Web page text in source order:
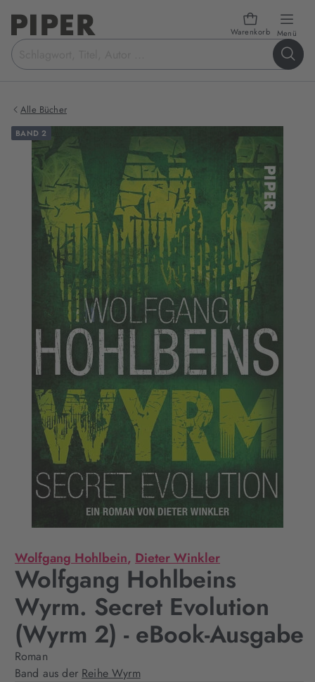
Warenkorb Menü
Suchbegriff
eingeben
Alle Bücher
BAND 2
Wolfgang Hohlbein, Dieter Winkler
Wolfgang Hohlbeins
Wyrm. Secret Evolution
(Wyrm 2) - eBook-Ausgabe
Roman
Band aus der Reihe Wyrm